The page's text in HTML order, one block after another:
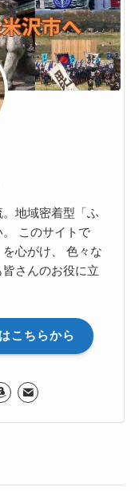
地域密着型「ふ
。 このサイトで
心がけ、 色々な
さんのお役に立
こちらから